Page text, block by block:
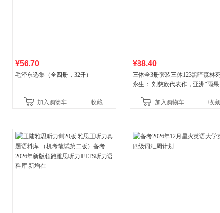
¥56.70
毛泽东选集（全四册，32开）
加入购物车 收藏
¥88.40
三体全3册套装三体123黑暗森林
永生： 刘慈欣代表作，亚洲“雨果
小说代表作加入购物车 收藏